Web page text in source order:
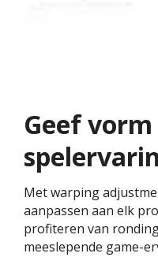
Geef
Met warping
aanpassen aan elk
profiteren van
meeslepende game-